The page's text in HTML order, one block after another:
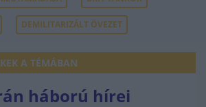
DEMILITARIZÁLT ÖVEZET
A TÉMÁBAN
háború hírei